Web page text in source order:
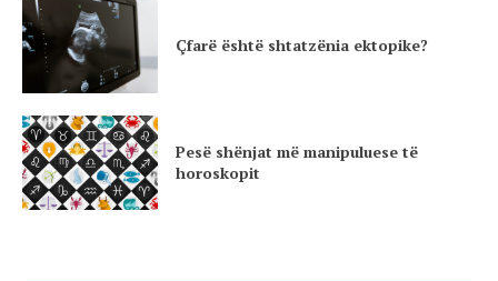
Çfarë është shtatzënia ektopike?
Pesë shënjat më manipuluese të
horoskopit